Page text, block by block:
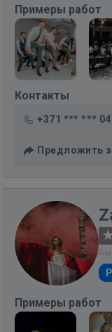
Примеры работ
Контакты
+371 *** *** 04
Предложить
Примеры работ